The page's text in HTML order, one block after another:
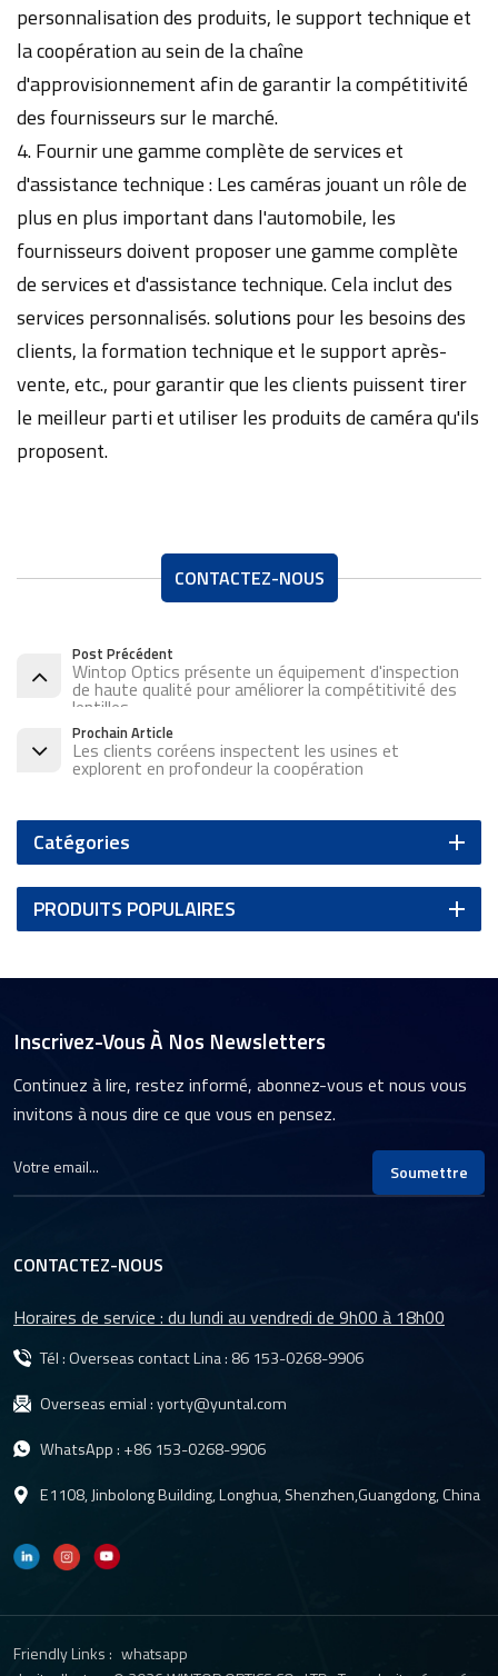
personnalisation des produits, le support technique et
la coopération au sein de la chaîne
d'approvisionnement afin de garantir la compétitivité
des fournisseurs sur le marché.
4. Fournir une gamme complète de services et
d'assistance technique : Les caméras jouant un rôle de
plus en plus important dans l'automobile, les
fournisseurs doivent proposer une gamme complète
de services et d'assistance technique. Cela inclut des
services personnalisés.solutions pour les besoins des
clients, la formation technique et le support après-
vente, etc., pour garantir que les clients puissent tirer
le meilleur parti et utiliser les produits de caméra qu'ils
proposent.
CONTACTEZ-NOUS
Post Précédent
Wintop Optics présente un équipement d'inspection
de haute qualité pour améliorer la compétitivité des
lentilles
Prochain Article
Les clients coréens inspectent les usines et
explorent en profondeur la coopération
Catégories
PRODUITS POPULAIRES
Inscrivez-Vous À Nos Newsletters
Continuez à lire, restez informé, abonnez-vous et nous vous
invitons à nous dire ce que vous en pensez.
Soumettre
CONTACTEZ-NOUS
Horaires de service : du lundi au vendredi de 9h00 à 18h00
Tél : Overseas contact Lina : 86 153-0268-9906
Overseas emial :yorty@yuntal.com
WhatsApp : +86 153-0268-9906
E1108, Jinbolong Building, Longhua, Shenzhen,Guangdong, China
Friendly Links : whatsapp